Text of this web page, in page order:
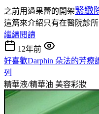
之前用過果蕾的開架緊緻
這篇來介紹只有在醫院診
繼續閱讀
12年前
好喜歡Darphin 朵法的芳療
列
精華液/精華油 美容彩妝